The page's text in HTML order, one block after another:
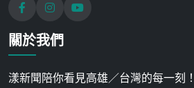
關於我們
漾新聞陪你看見高雄／台灣的每一刻！